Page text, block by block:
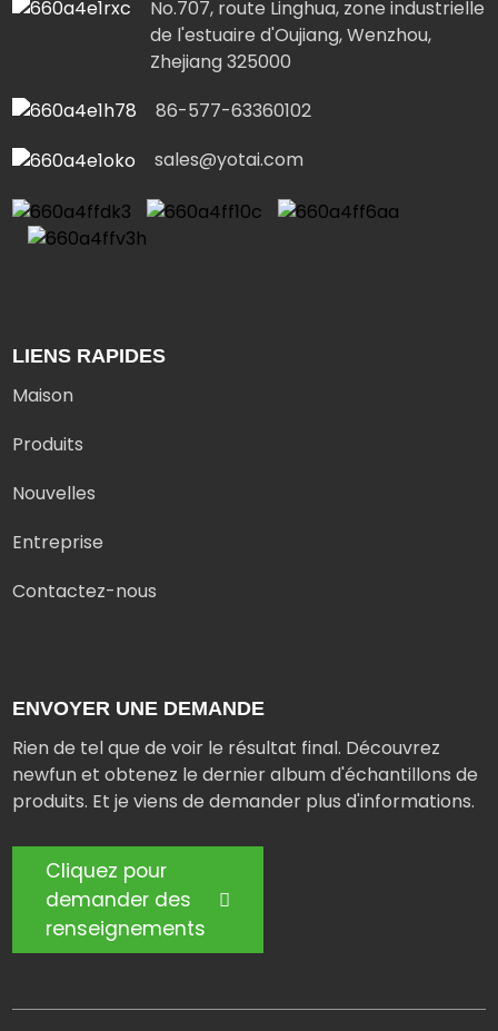
No.707, route Linghua, zone industrielle
de l'estuaire d'Oujiang, Wenzhou,
Zhejiang 325000
86-577-63360102
sales@yotai.com
LIENS RAPIDES
Maison
Produits
Nouvelles
Entreprise
Contactez-nous
ENVOYER UNE DEMANDE
Rien de tel que de voir le résultat final. Découvrez
newfun et obtenez le dernier album d'échantillons de
produits. Et je viens de demander plus d'informations.
Cliquez pour
demander des
renseignements